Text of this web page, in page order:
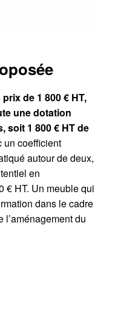
de 1 800 € HT,
une dotation
soit 1 800 € HT de
un coefficient
autour de deux,
en
€ HT. Un meuble qui
dans le cadre
l’aménagement du